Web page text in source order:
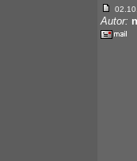
Autor: